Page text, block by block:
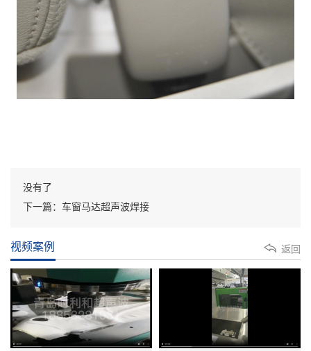
没有了
下一篇：车窗马达超声波焊接
视频案例 返回